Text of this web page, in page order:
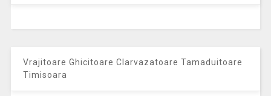
Vrajitoare Ghicitoare Clarvazatoare Tamaduitoare
Timisoara